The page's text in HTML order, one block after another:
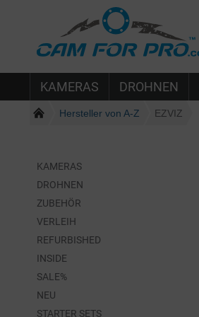
KAMERAS DROHNEN
Hersteller von A-Z EZVIZ
KAMERAS
DROHNEN
ZUBEHÖR
VERLEIH
REFURBISHED
INSIDE
SALE%
NEU
STARTER SETS